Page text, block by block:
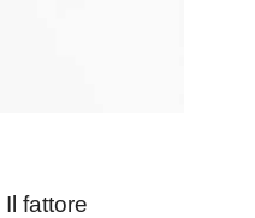
Il fattore